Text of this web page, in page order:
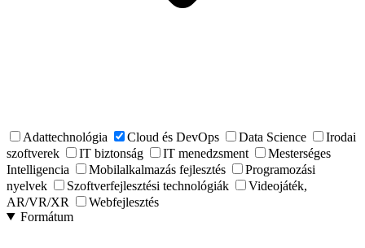
Adattechnológia Cloud és DevOps Data Science
Irodai
szoftverek
IT biztonság IT menedzsment
Mesterséges
Intelligencia
Mobilalkalmazás fejlesztés
Programozási
nyelvek
Szoftverfejlesztési technológiák
Videojáték,
AR/VR/XR
Webfejlesztés
Formátum